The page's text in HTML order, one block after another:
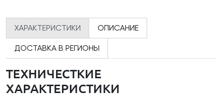
ХАРАКТЕРИСТИКИ ОПИСАНИЕ
ДОСТАВКА В РЕГИОНЫ
ТЕХНИЧЕСТКИЕ
ХАРАКТЕРИСТИКИ